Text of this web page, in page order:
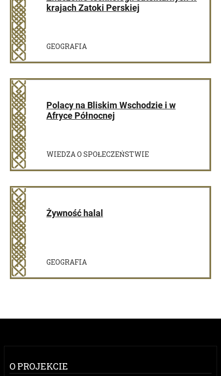
krajach Zatoki Perskiej
GEOGRAFIA
Polacy na Bliskim Wschodzie i w
Afryce Północnej
WIEDZA O SPOŁECZEŃSTWIE
Żywność halal
GEOGRAFIA
O PROJEKCIE